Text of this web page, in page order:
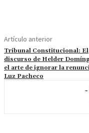
Artículo anterior
Tribunal Constitucional: El
discurso de Helder
el arte de ignorar la
Luz Pacheco
-